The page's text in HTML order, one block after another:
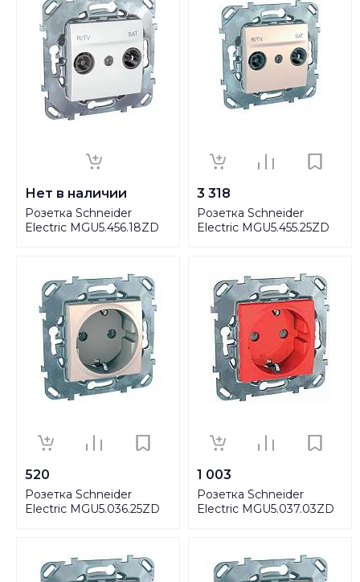
Нет в наличии
Розетка Schneider
Electric MGU5.456.18ZD
3 318
Розетка Schneider
Electric MGU5.455.25ZD
520
Розетка Schneider
Electric MGU5.036.25ZD
1 003
Розетка Schneider
Electric MGU5.037.03ZD